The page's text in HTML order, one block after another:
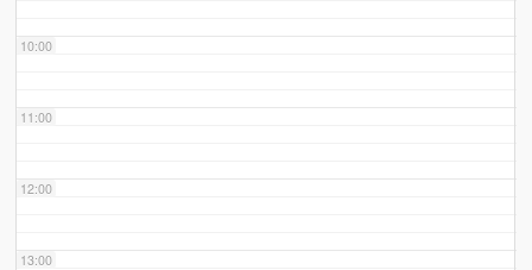
10:00
11:00
12:00
13:00